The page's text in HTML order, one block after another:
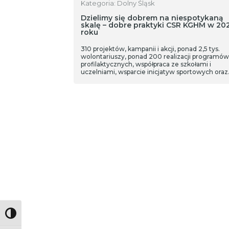
Toggle High Contrast
Kategoria: Dolny Śląsk
Dzielimy się dobrem na niespotykaną
skalę – dobre praktyki CSR KGHM w
roku
310 projektów, kampanii i akcji, ponad 2,5 tys.
wolontariuszy, ponad 200 realizacji programów
profilaktycznych, współpraca ze szkołami i
uczelniami, wsparcie inicjatyw sportowych oraz